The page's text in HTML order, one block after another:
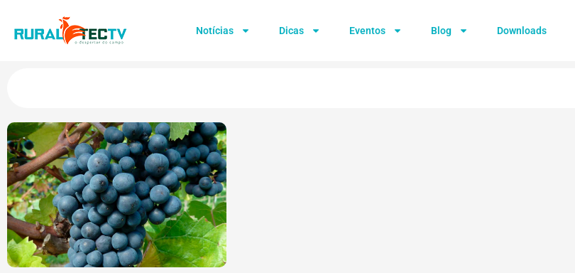
Notícias Dicas Eventos Blog Downloads